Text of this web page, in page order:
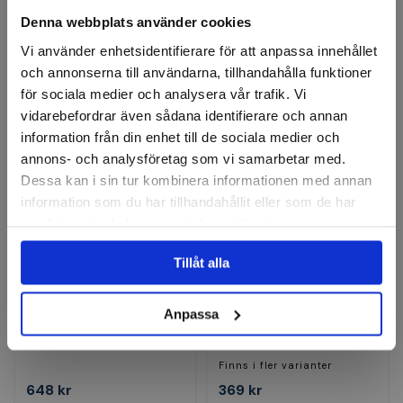
Denna webbplats använder cookies
Vi använder enhetsidentifierare för att anpassa innehållet
och annonserna till användarna, tillhandahålla funktioner
för sociala medier och analysera vår trafik. Vi
vidarebefordrar även sådana identifierare och annan
information från din enhet till de sociala medier och
annons- och analysföretag som vi samarbetar med.
Dessa kan i sin tur kombinera informationen med annan
information som du har tillhandahållit eller som de har
Tillåt alla
Anpassa
740 kr
Finns i lager
Köp
648 kr
Finns i lager
Köp
FAHRION
648 kr
FORTIS
Låsmutter Mini
Finns i fler varianter
369 kr